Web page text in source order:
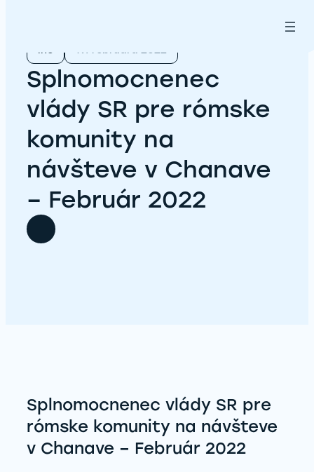
iné 19. februára 2022
Splnomocnenec
vlády SR pre rómske
komunity na
návšteve v Chanave
– Február 2022
Splnomocnenec vlády SR pre
rómske komunity na návšteve
v Chanave – Február 2022